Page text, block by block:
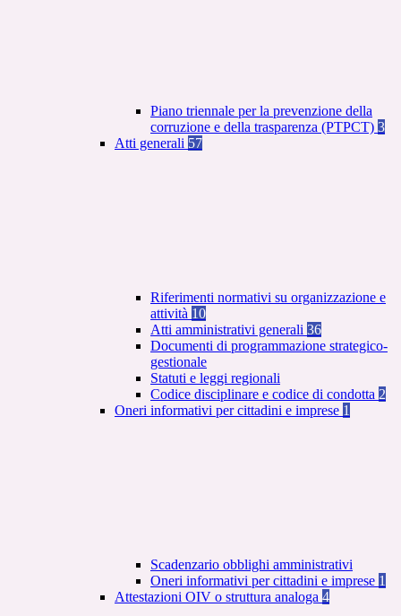
Piano triennale per la prevenzione della
corruzione e della trasparenza (PTPCT) 3
Atti generali 57
Riferimenti normativi su organizzazione e
attività 10
Atti amministrativi generali 36
Documenti di programmazione strategico-
gestionale
Statuti e leggi regionali
Codice disciplinare e codice di condotta 2
Oneri informativi per cittadini e imprese 1
Scadenzario obblighi amministrativi
Oneri informativi per cittadini e imprese 1
Attestazioni OIV o struttura analoga 4